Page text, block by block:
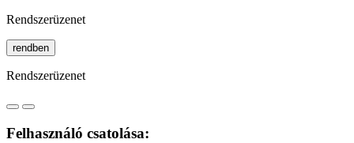
Rendszerüzenet
rendben
Rendszerüzenet
Felhasználó csatolása: